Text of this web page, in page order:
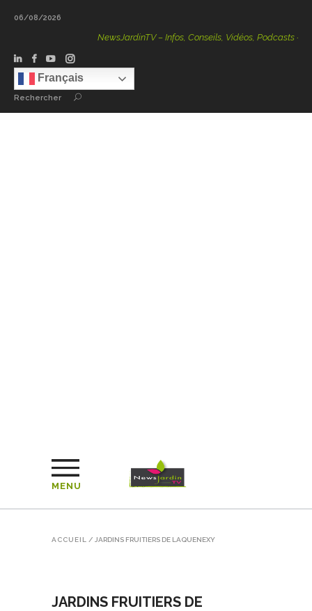
06/08/2026
NewsJardinTV – Infos, Conseils, Vidéos, Podcasts – 100
Français
Rechercher
MENU
ACCUEIL / JARDINS FRUITIERS DE LAQUENEXY
JARDINS FRUITIERS DE